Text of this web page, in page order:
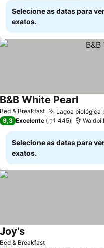
Selecione as datas para
exatos.
Bed & Breakfast Lagoa biológica
B&B White PearlVer
9,3 Excelente 445
Selecione as datas para
exatos.
Bed & Breakfast
Joy'sVer preços